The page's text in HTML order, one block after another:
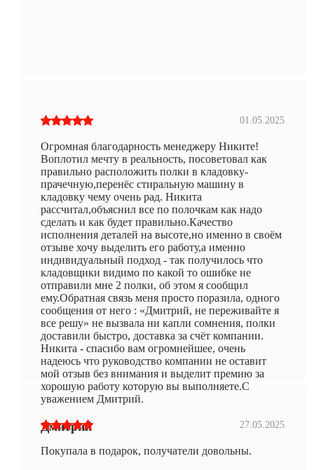
01.05.2025
Огромная благодарность менеджеру Никите!
Воплотил мечту в реальность, посоветовал как
правильно расположить полки в кладовку-
прачечную,перенёс стиральную машину в
кладовку чему очень рад. Никита
рассчитал,объяснил все по полочкам как надо
сделать и как будет правильно.Качество
исполнения деталей на высоте,но именно в своём
отзыве хочу выделить его работу,а именно
индивидуальный подход - так получилось что
кладовщики видимо по какой то ошибке не
отправили мне 2 полки, об этом я сообщил
ему.Обратная связь меня просто поразила, одного
сообщения от него : «Дмитрий, не переживайте я
все решу» не вызвала ни капли сомнения, полки
доставили быстро, доставка за счёт компании.
Никита - спасибо вам огромнейшее, очень
надеюсь что руководство компании не оставит
мой отзыв без внимания и выделит премию за
хорошую работу которую вы выполняете.С
уважением Дмитрий.
Дмитрий 27.05.2025
Покупала в подарок, получатели довольны.